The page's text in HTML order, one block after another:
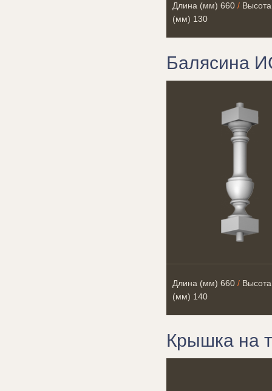
Длина (мм) 660 /
(мм) 130
Балясина
Длина (мм) 660 /
(мм) 140
Крышка на